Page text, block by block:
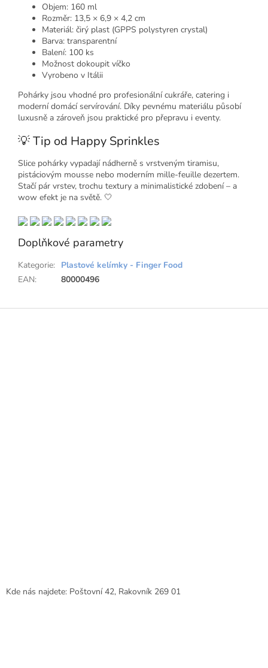
Objem: 160 ml
Rozměr: 13,5 × 6,9 × 4,2 cm
Materiál: čirý plast (GPPS polystyren crystal)
Barva: transparentní
Balení: 100 ks
Možnost dokoupit víčko
Vyrobeno v Itálii
Pohárky jsou vhodné pro profesionální cukráře, catering i
moderní domácí servírování. Díky pevnému materiálu působí
luxusně a zároveň jsou praktické pro přepravu i eventy.
💡 Tip od Happy Sprinkles
Slice pohárky vypadají nádherně s vrstveným tiramisu,
pistáciovým mousse nebo moderním mille-feuille dezertem.
Stačí pár vrstev, trochu textury a minimalistické zdobení – a
wow efekt je na světě. 🤍
Doplňkové parametry
Kategorie: Plastové kelímky - Finger Food
EAN: 80000496
Z
Kde nás najdete: Poštovní 42, Rakovník 269 01